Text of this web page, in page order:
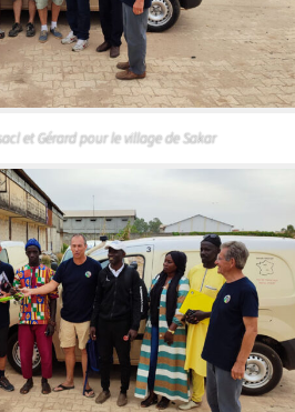
et Gérard pour le village de Sakar